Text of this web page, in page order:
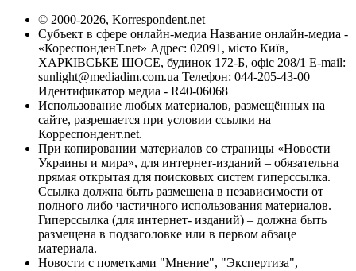
© 2000-2026, Korrespondent.net
Субъект в сфере онлайн-медиа Название онлайн-медиа -
«КореспонденТ.net» Адрес: 02091, місто Київ,
ХАРКІВСЬКЕ ШОСЕ, будинок 172-Б, офіс 208/1 E-mail:
sunlight@mediadim.com.ua Телефон: 044-205-43-00
Идентификатор медиа - R40-06068
Использование любых материалов, размещённых на
сайте, разрешается при условии ссылки на
Корреспондент.net.
При копировании материалов со страницы «Новости
Украины и мира», для интернет-изданий – обязательна
прямая открытая для поисковых систем гиперссылка.
Ссылка должна быть размещена в независимости от
полного либо частичного использования материалов.
Гиперссылка (для интернет- изданий) – должна быть
размещена в подзаголовке или в первом абзаце
материала.
Новости с пометками "Мнение", "Экспертиза",